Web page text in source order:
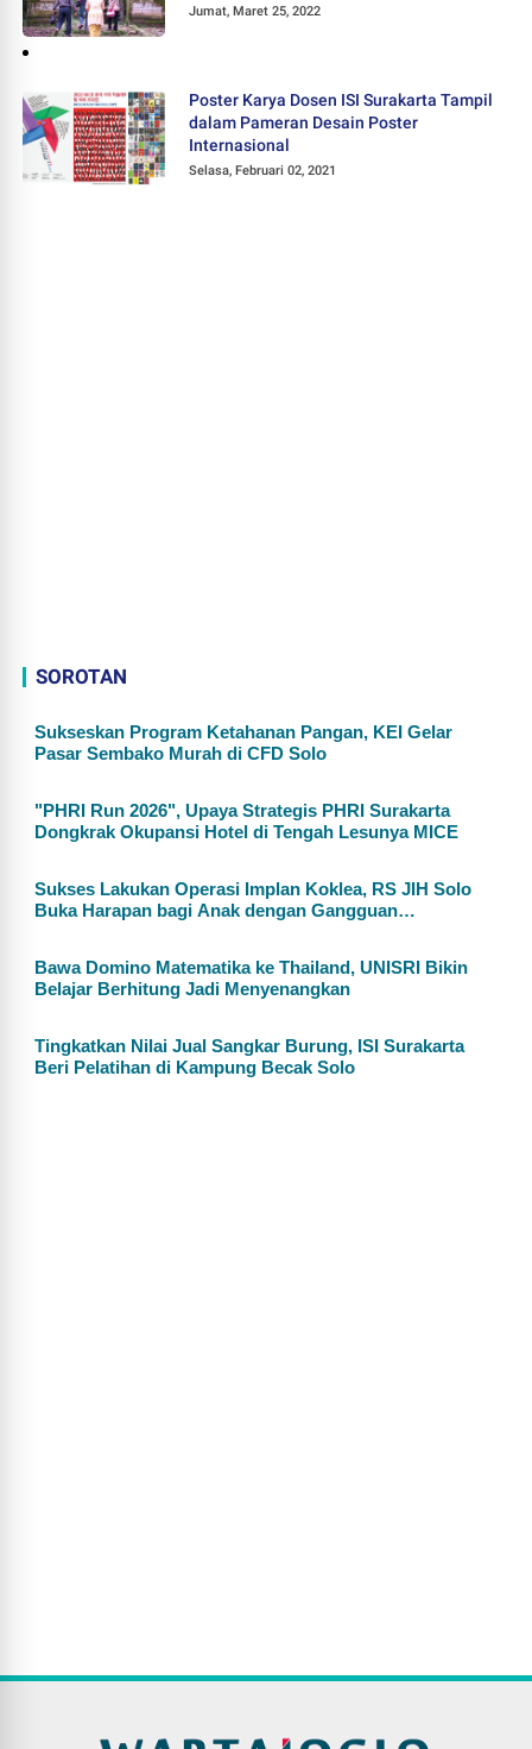
Jumat, Maret 25, 2022
Poster Karya Dosen ISI Surakarta Tampil
dalam Pameran Desain Poster
Internasional
Selasa, Februari 02, 2021
SOROTAN
Sukseskan Program Ketahanan Pangan, KEI Gelar
Pasar Sembako Murah di CFD Solo
"PHRI Run 2026", Upaya Strategis PHRI Surakarta
Dongkrak Okupansi Hotel di Tengah Lesunya MICE
Sukses Lakukan Operasi Implan Koklea, RS JIH Solo
Buka Harapan bagi Anak dengan Gangguan
Bawa Domino Matematika ke Thailand, UNISRI Bikin
Belajar Berhitung Jadi Menyenangkan
Tingkatkan Nilai Jual Sangkar Burung, ISI Surakarta
Beri Pelatihan di Kampung Becak Solo